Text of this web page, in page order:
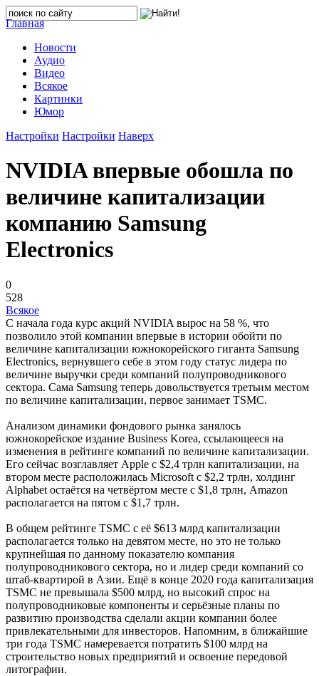
Главная
Новости
Аудио
Видео
Всякое
Картинки
Юмор
Настройки Настройки Наверх
NVIDIA впервые обошла по
величине капитализации
компанию Samsung
Electronics
0
528
Всякое
С начала года курс акций NVIDIA вырос на 58 %, что
позволило этой компании впервые в истории обойти по
величине капитализации южнокорейского гиганта Samsung
Electronics, вернувшего себе в этом году статус лидера по
величине выручки среди компаний полупроводникового
сектора. Сама Samsung теперь довольствуется третьим местом
по величине капитализации, первое занимает TSMC.
Анализом динамики фондового рынка занялось
южнокорейское издание Business Korea, ссылающееся на
изменения в рейтинге компаний по величине капитализации.
Его сейчас возглавляет Apple с $2,4 трлн капитализации, на
втором месте расположилась Microsoft с $2,2 трлн, холдинг
Alphabet остаётся на четвёртом месте с $1,8 трлн, Amazon
располагается на пятом с $1,7 трлн.
В общем рейтинге TSMC с её $613 млрд капитализации
располагается только на девятом месте, но это не только
крупнейшая по данному показателю компания
полупроводникового сектора, но и лидер среди компаний со
штаб-квартирой в Азии. Ещё в конце 2020 года капитализация
TSMC не превышала $500 млрд, но высокий спрос на
полупроводниковые компоненты и серьёзные планы по
развитию производства сделали акции компании более
привлекательными для инвесторов. Напомним, в ближайшие
три года TSMC намеревается потратить $100 млрд на
строительство новых предприятий и освоение передовой
литографии.